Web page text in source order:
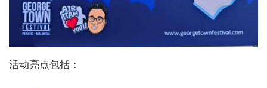
活动亮点包括：